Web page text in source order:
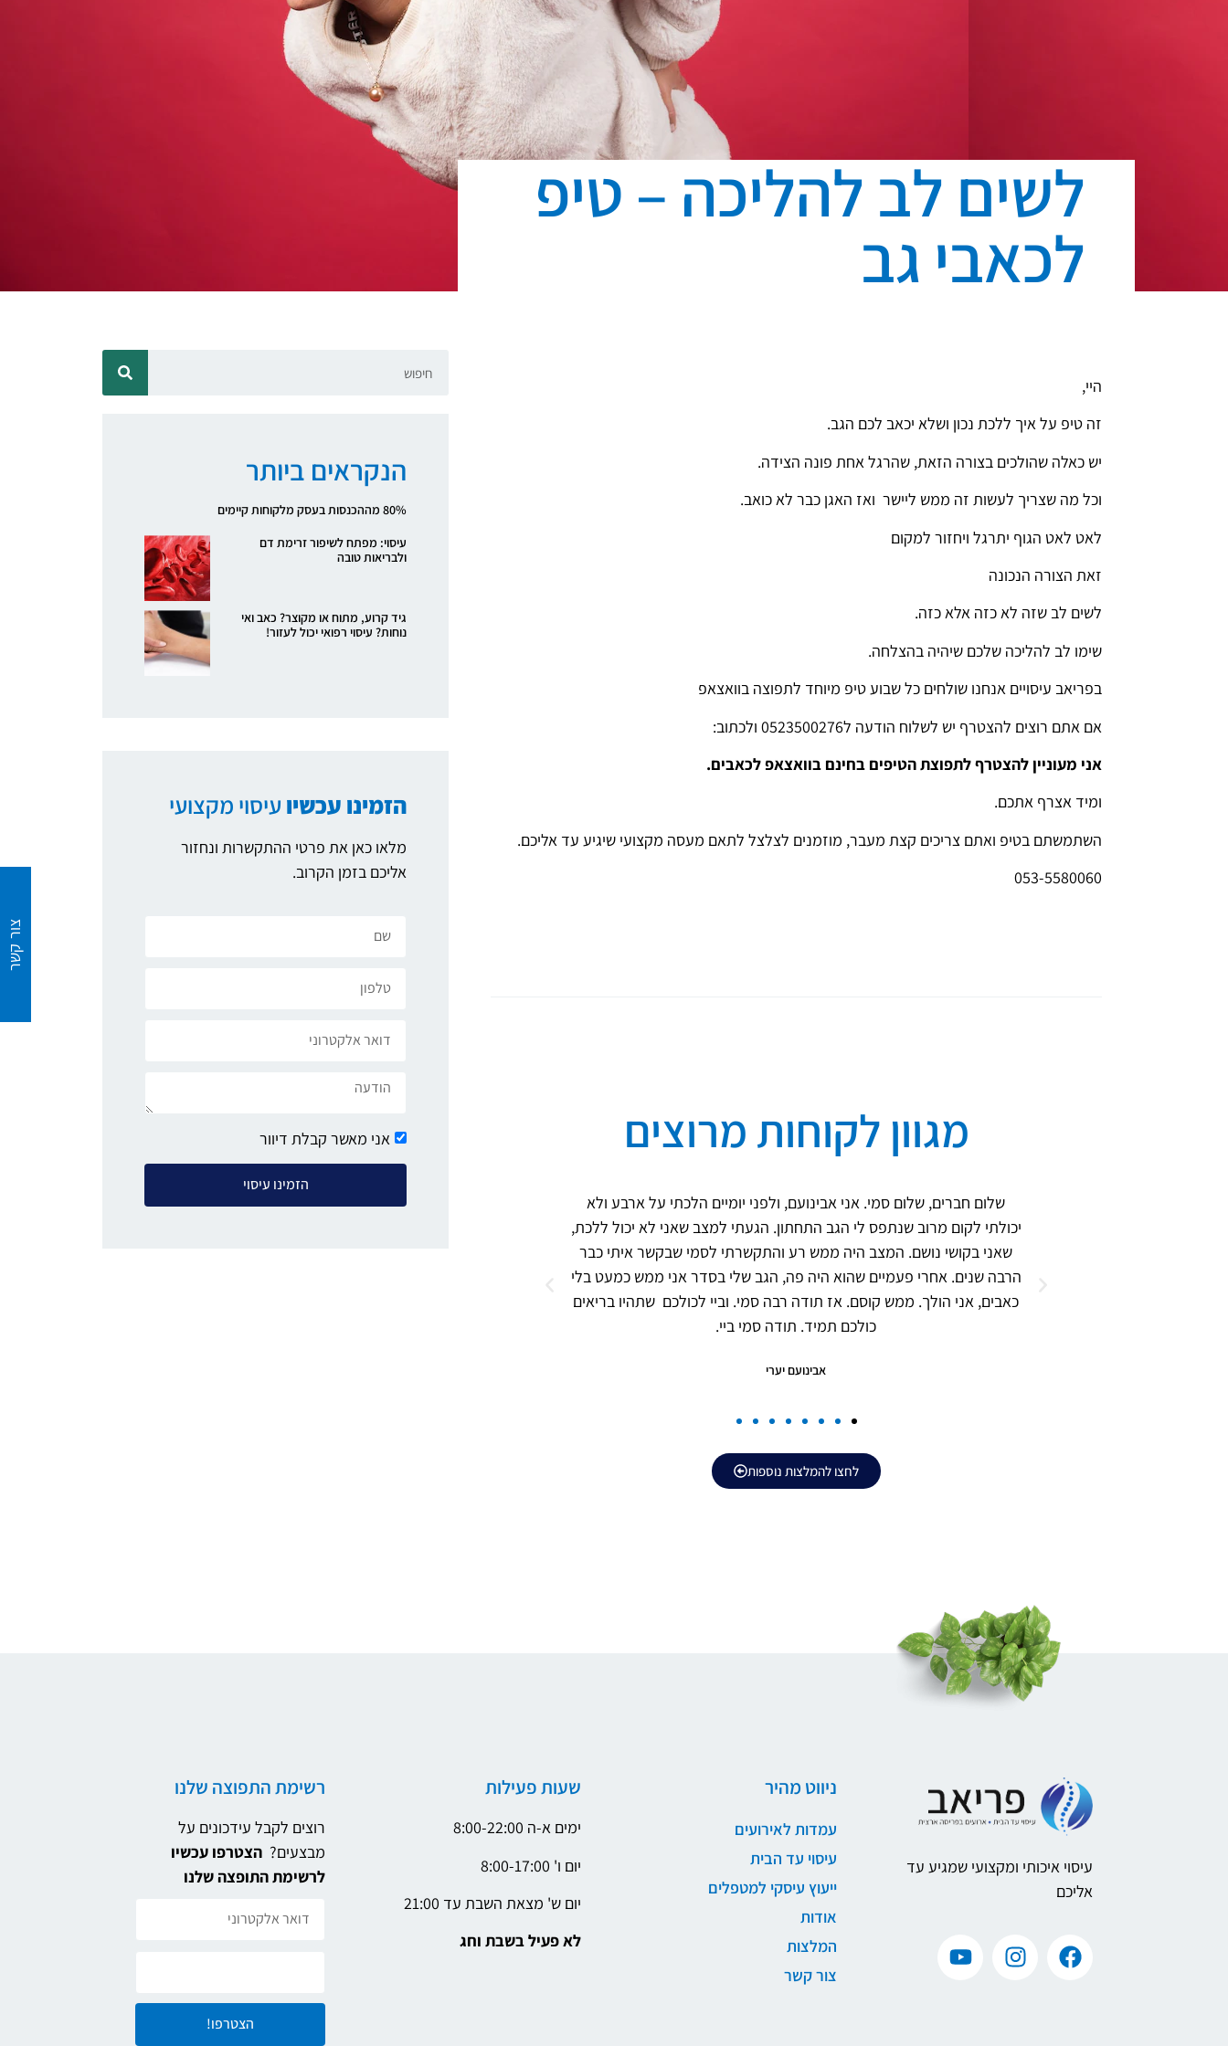
לשים לב להליכה – טיפ
לכאבי גב
היי,
זה טיפ על איך ללכת נכון ושלא יכאב לכם הגב.
יש כאלה שהולכים בצורה הזאת, שהרגל אחת פונה הצידה.
וכל מה שצריך לעשות זה ממש ליישר ואז האגן כבר לא כואב.
לאט לאט הגוף יתרגל ויחזור למקום
זאת הצורה הנכונה
לשים לב שזה לא כזה אלא כזה.
שימו לב להליכה שלכם שיהיה בהצלחה.
בפריאב עיסויים אנחנו שולחים כל שבוע טיפ מיוחד לתפוצה בוואצאפ
אם אתם רוצים להצטרף יש לשלוח הודעה ל0523500276 ולכתוב:
אני מעוניין להצטרף לתפוצת הטיפים בחינם בוואצאפ לכאבים.
ומיד אצרף אתכם.
השתמשתם בטיפ ואתם צריכים קצת מעבר, מוזמנים לצלצל לתאם מעסה מקצועי שיגיע עד אליכם.
053-5580060
מגוון לקוחות מרוצים
שלום חברים, שלום סמי. אני אבינועם, ולפני יומיים הלכתי על ארבע ולא
יכולתי לקום מרוב שנתפס לי הגב התחתון. הגעתי למצב שאני לא יכול ללכת,
שאני בקושי נושם. המצב היה ממש רע והתקשרתי לסמי שבקשר איתי כבר
הרבה שנים. אחרי פעמיים שהוא היה פה, הגב שלי בסדר אני ממש כמעט בלי
כאבים, אני הולך. ממש קוסם. אז תודה רבה סמי. וביי לכולכם שתהיו בריאים
כולכם תמיד. תודה סמי ביי.
אבינועם יערי
חוויה שחבל על הזמן, רק אנשים שיש להם שכל חושבים על דבר כזה. ביום
לחצו להמלצות נוספות
הנקראים ביותר
80% מההכנסות בעסק מלקוחות קיימים
עיסוי: מפתח לשיפור זרימת דם
ולבריאות טובה
גיד קרוע, מתוח או מקוצר? כאב ואי
נוחות? עיסוי רפואי יכול לעזור!
הזמינו עכשיו עיסוי מקצועי
מלאו כאן את פרטי ההתקשרות ונחזור
אליכם בזמן הקרוב.
אני מאשר קבלת דיוור
הזמינו עיסוי
עיסוי איכותי ומקצועי שמגיע עד
אליכם
ניווט מהיר
עמדות לאירועים
עיסוי עד הבית
ייעוץ עיסקי למטפלים
אודות
המלצות
צור קשר
שעות פעילות
ימים א-ה 8:00-22:00
יום ו' 8:00-17:00
יום ש' מצאת השבת עד 21:00
לא פעיל בשבת וחג
רשימת התפוצה שלנו
רוצים לקבל עידכונים על
מבצעים? הצטרפו עכשיו
לרשימת התופצה שלנו
הצטרפו!
צור קשר